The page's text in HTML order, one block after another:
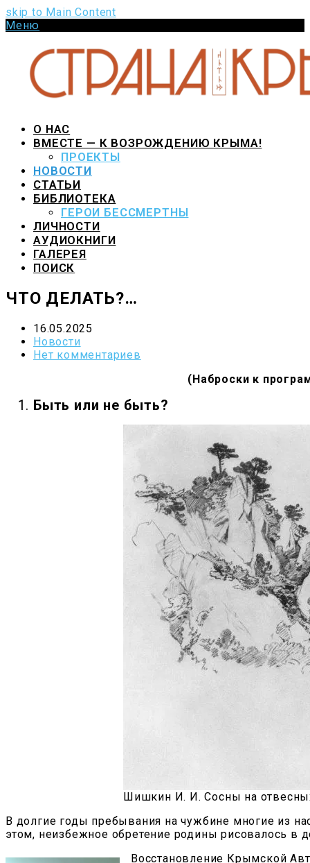
skip to Main Content
Меню
О НАС
ВМЕСТЕ — К ВОЗРОЖДЕНИЮ КРЫМА!
ПРОЕКТЫ
НОВОСТИ
СТАТЬИ
БИБЛИОТЕКА
ГЕРОИ БЕССМЕРТНЫ
ЛИЧНОСТИ
АУДИОКНИГИ
ГАЛЕРЕЯ
ПОИСК
ЧТО ДЕЛАТЬ?…
16.05.2025
Новости
Нет комментариев
(Наброски к
Быть или не быть?
Шишкин И. И. Сосны на
В долгие годы пребывания на чужбине многие из
этом, неизбежное обретение родины рисовалось в
Восстановление Крымской